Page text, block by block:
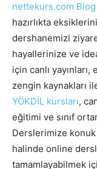
nettekurs.com Blog
hazırlıkta
dershanemizi
hayallerinize ve
için canlı
zengin kaynakları
YÖKDİL kursları,
eğitimi ve sınıf
Derslerimize
halinde online
tamamlayabilmek